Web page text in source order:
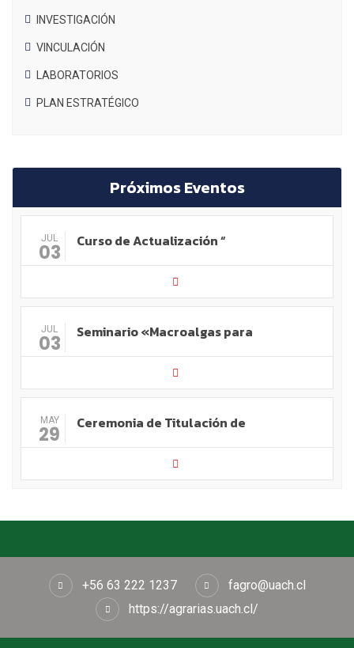
INVESTIGACIÓN
VINCULACIÓN
LABORATORIOS
PLAN ESTRATÉGICO
Próximos Eventos
JUL
03 Curso de Actualización “
JUL
03 Seminario «Macroalgas para
MAY
29 Ceremonia de Titulación de
+56 63 222 1237
fagro@uach.cl
https://agrarias.uach.cl/